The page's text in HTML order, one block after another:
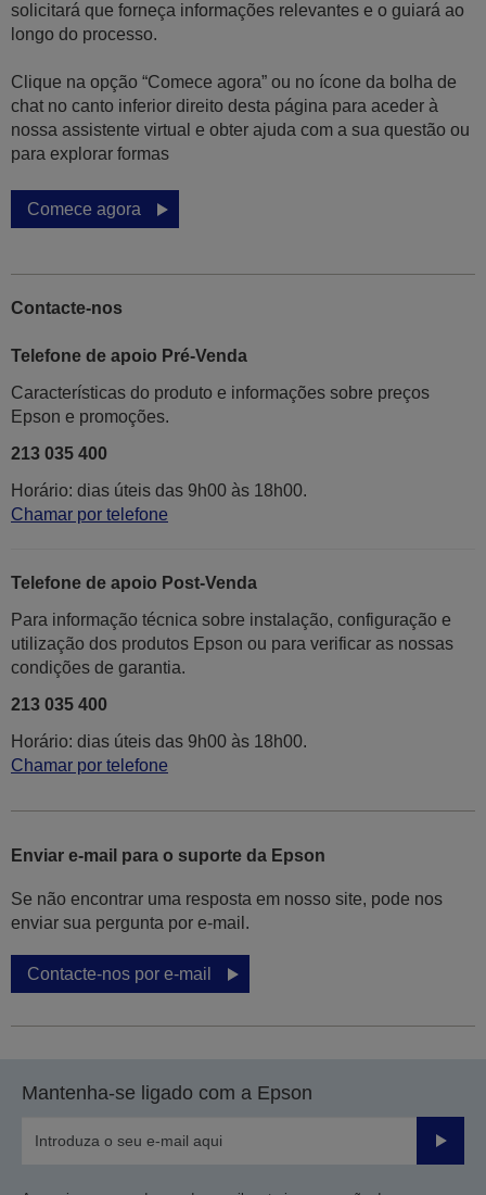
solicitará que forneça informações relevantes e o guiará ao
longo do processo.
Clique na opção “Comece agora” ou no ícone da bolha de
chat no canto inferior direito desta página para aceder à
nossa assistente virtual e obter ajuda com a sua questão ou
para explorar formas
Comece agora
Contacte-nos
Telefone de apoio Pré-Venda
Características do produto e informações sobre preços
Epson e promoções.
213 035 400
Horário: dias úteis das 9h00 às 18h00.
Chamar por telefone
Telefone de apoio Post-Venda
Para informação técnica sobre instalação, configuração e
utilização dos produtos Epson ou para verificar as nossas
condições de garantia.
213 035 400
Horário: dias úteis das 9h00 às 18h00.
Chamar por telefone
Enviar e-mail para o suporte da Epson
Se não encontrar uma resposta em nosso site, pode nos
enviar sua pergunta por e-mail.
Contacte-nos por e-mail
Mantenha-se ligado com a Epson
Enviar